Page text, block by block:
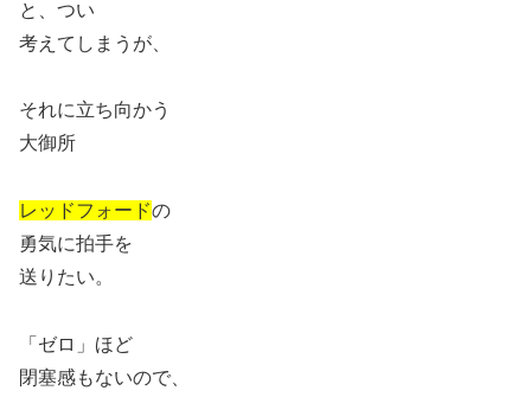
と、つい
考えてしまうが、
それに立ち向かう
大御所
レッドフォードの
勇気に拍手を
送りたい。
「ゼロ」ほど
閉塞感もないので、